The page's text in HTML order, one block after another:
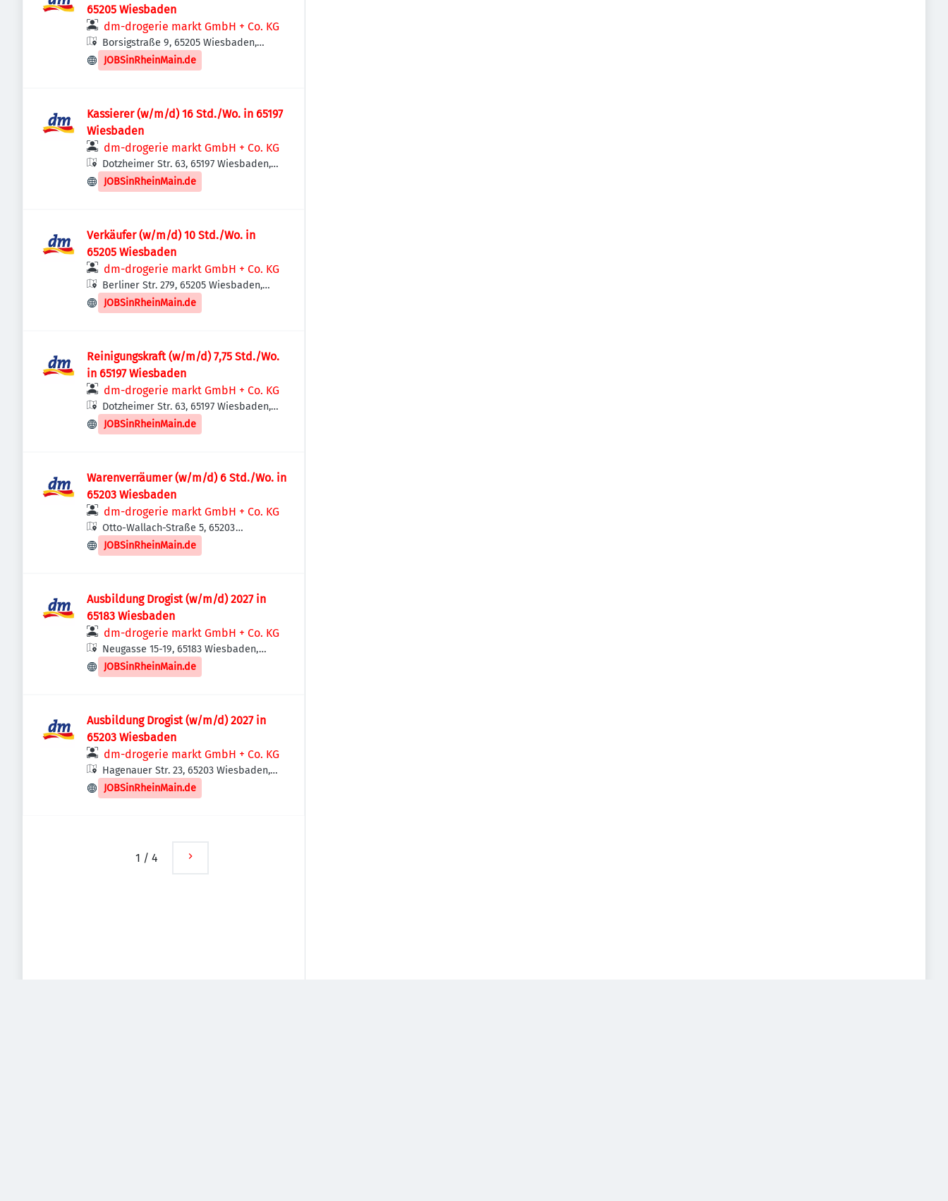
65205 Wiesbaden
dm-drogerie markt GmbH + Co. KG
Borsigstraße 9, 65205 Wiesbaden,
Deutschland
JOBSinRheinMain.de
Kassierer (w/m/d) 16 Std./Wo. in 65197
Wiesbaden
dm-drogerie markt GmbH + Co. KG
Dotzheimer Str. 63, 65197 Wiesbaden,
Deutschland
JOBSinRheinMain.de
Verkäufer (w/m/d) 10 Std./Wo. in
65205 Wiesbaden
dm-drogerie markt GmbH + Co. KG
Berliner Str. 279, 65205 Wiesbaden,
Deutschland
JOBSinRheinMain.de
Reinigungskraft (w/m/d) 7,75 Std./Wo.
in 65197 Wiesbaden
dm-drogerie markt GmbH + Co. KG
Dotzheimer Str. 63, 65197 Wiesbaden,
Deutschland
JOBSinRheinMain.de
Warenverräumer (w/m/d) 6 Std./Wo. in
65203 Wiesbaden
dm-drogerie markt GmbH + Co. KG
Otto-Wallach-Straße 5, 65203
Wiesbaden, Deutschland
JOBSinRheinMain.de
Ausbildung Drogist (w/m/d) 2027 in
65183 Wiesbaden
dm-drogerie markt GmbH + Co. KG
Neugasse 15-19, 65183 Wiesbaden,
Deutschland
JOBSinRheinMain.de
Ausbildung Drogist (w/m/d) 2027 in
65203 Wiesbaden
dm-drogerie markt GmbH + Co. KG
Hagenauer Str. 23, 65203 Wiesbaden,
Deutschland
JOBSinRheinMain.de
1 / 4